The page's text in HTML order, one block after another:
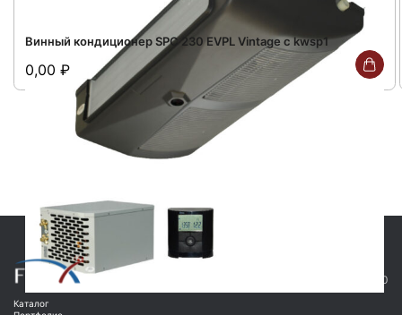
Винный кондиционер SPC 230 EVPL Vintage с kwsp1
0,00 ₽
ПН-ПТ С 10.00 ДО 18.30
Каталог